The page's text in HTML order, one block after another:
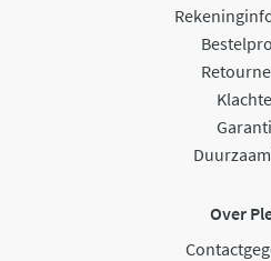
Over